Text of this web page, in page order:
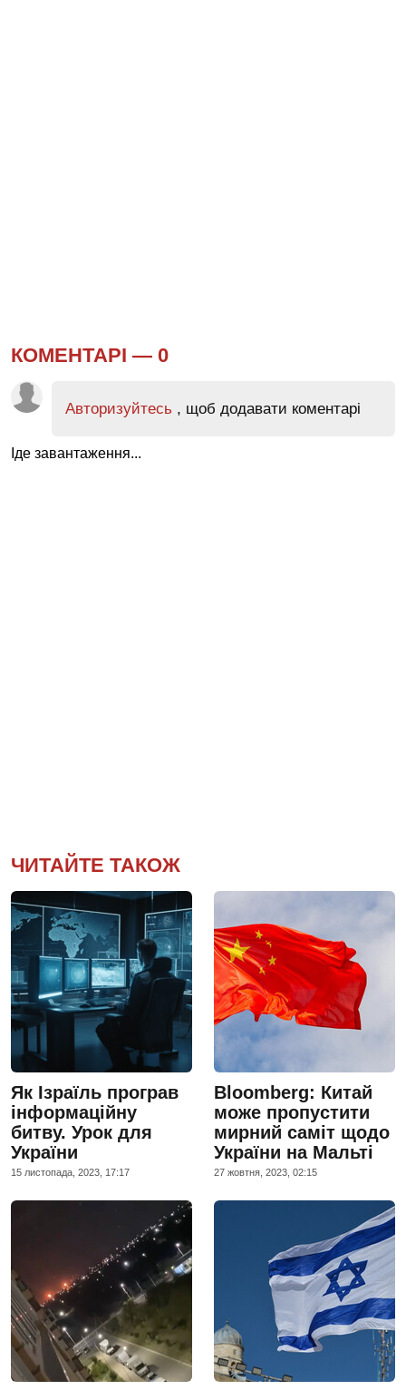
КОМЕНТАРІ — 0
Авторизуйтесь , щоб додавати коментарі
Іде завантаження...
ЧИТАЙТЕ ТАКОЖ
Як Ізраїль програв
інформаційну
битву. Урок для
України
15 листопада, 2023, 17:17
Bloomberg: Китай
може пропустити
мирний саміт щодо
України на Мальті
27 жовтня, 2023, 02:15